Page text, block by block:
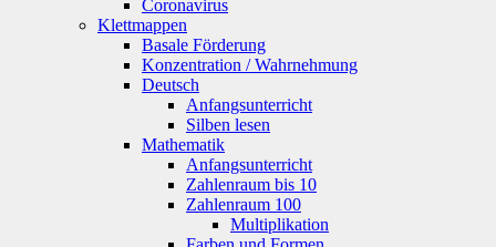
Coronavirus
Klettmappen
Basale Förderung
Konzentration / Wahrnehmung
Deutsch
Anfangsunterricht
Silben lesen
Mathematik
Anfangsunterricht
Zahlenraum bis 10
Zahlenraum 100
Multiplikation